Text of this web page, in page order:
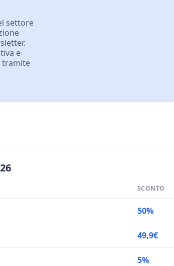
settore
e
tramite
SCONTO
50%
49,9€
5%